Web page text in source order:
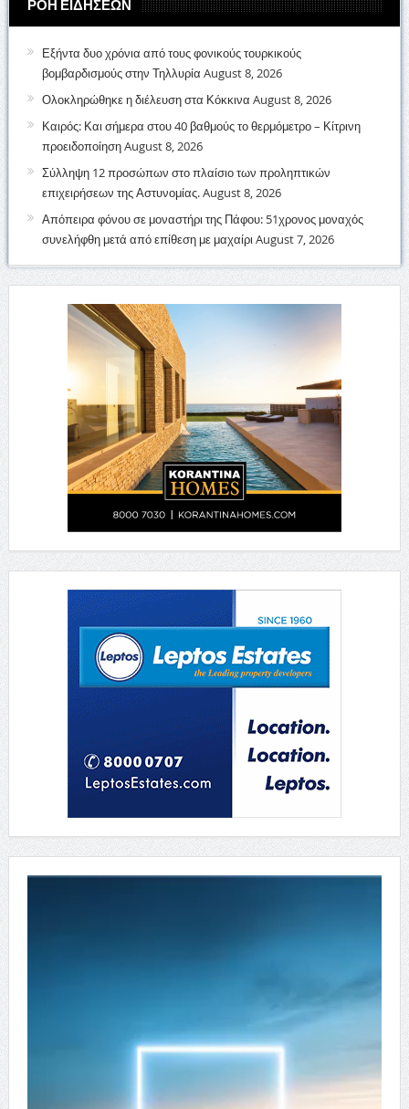
ΡΟΗ ΕΙΔΗΣΕΩΝ
Εξήντα δυο χρόνια από τους φονικούς τουρκικούς
βομβαρδισμούς στην Τηλλυρία August 8, 2026
Ολοκληρώθηκε η διέλευση στα Κόκκινα August 8, 2026
Καιρός: Και σήμερα στου 40 βαθμούς το θερμόμετρο – Κίτρινη
προειδοποίησηAugust 8, 2026
Σύλληψη 12 προσώπων στο πλαίσιο των προληπτικών
επιχειρήσεων της Αστυνομίας.August 8, 2026
Απόπειρα φόνου σε μοναστήρι της Πάφου: 51χρονος μοναχός
συνελήφθη μετά από επίθεση με μαχαίριAugust 7, 2026